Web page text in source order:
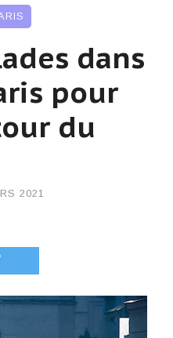
dans
pour
du
2021